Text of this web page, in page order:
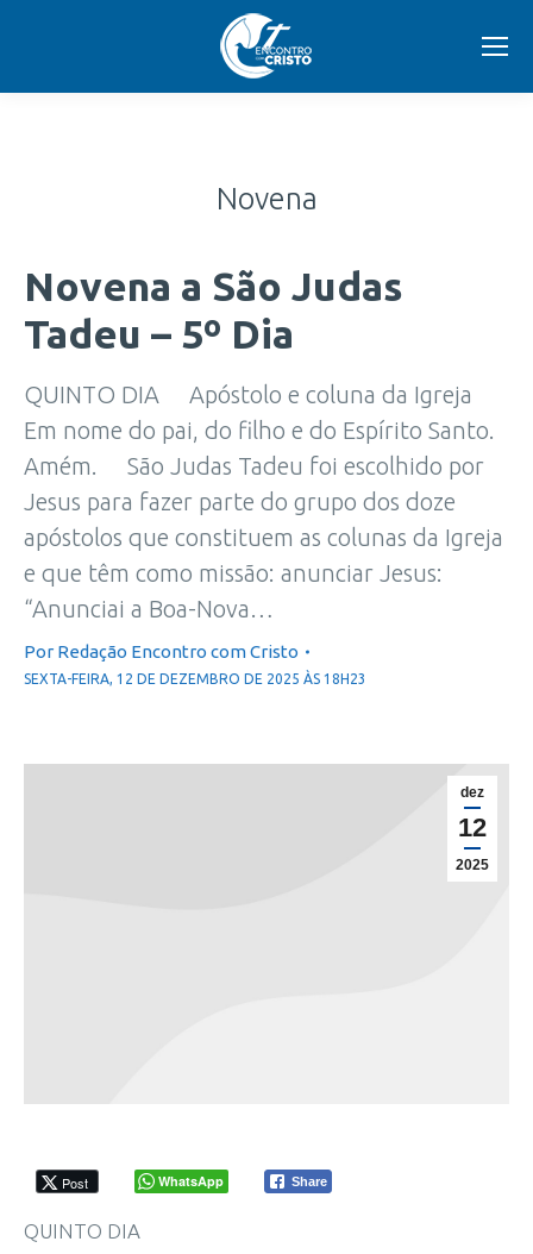
Novena
Novena a São Judas
Tadeu – 5º Dia
QUINTO DIA Apóstolo e coluna da Igreja
Em nome do pai, do filho e do Espírito Santo.
Amém. São Judas Tadeu foi escolhido por
Jesus para fazer parte do grupo dos doze
apóstolos que constituem as colunas da Igreja
e que têm como missão: anunciar Jesus:
“Anunciai a Boa-Nova…
Por Redação Encontro com Cristo
SEXTA-FEIRA, 12 DE DEZEMBRO DE 2025 ÀS 18H23
dez
12
2025
Post WhatsApp Share
QUINTO DIA